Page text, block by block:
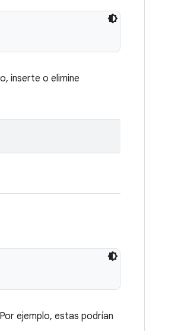
inserte o elimine
ejemplo, estas podrían